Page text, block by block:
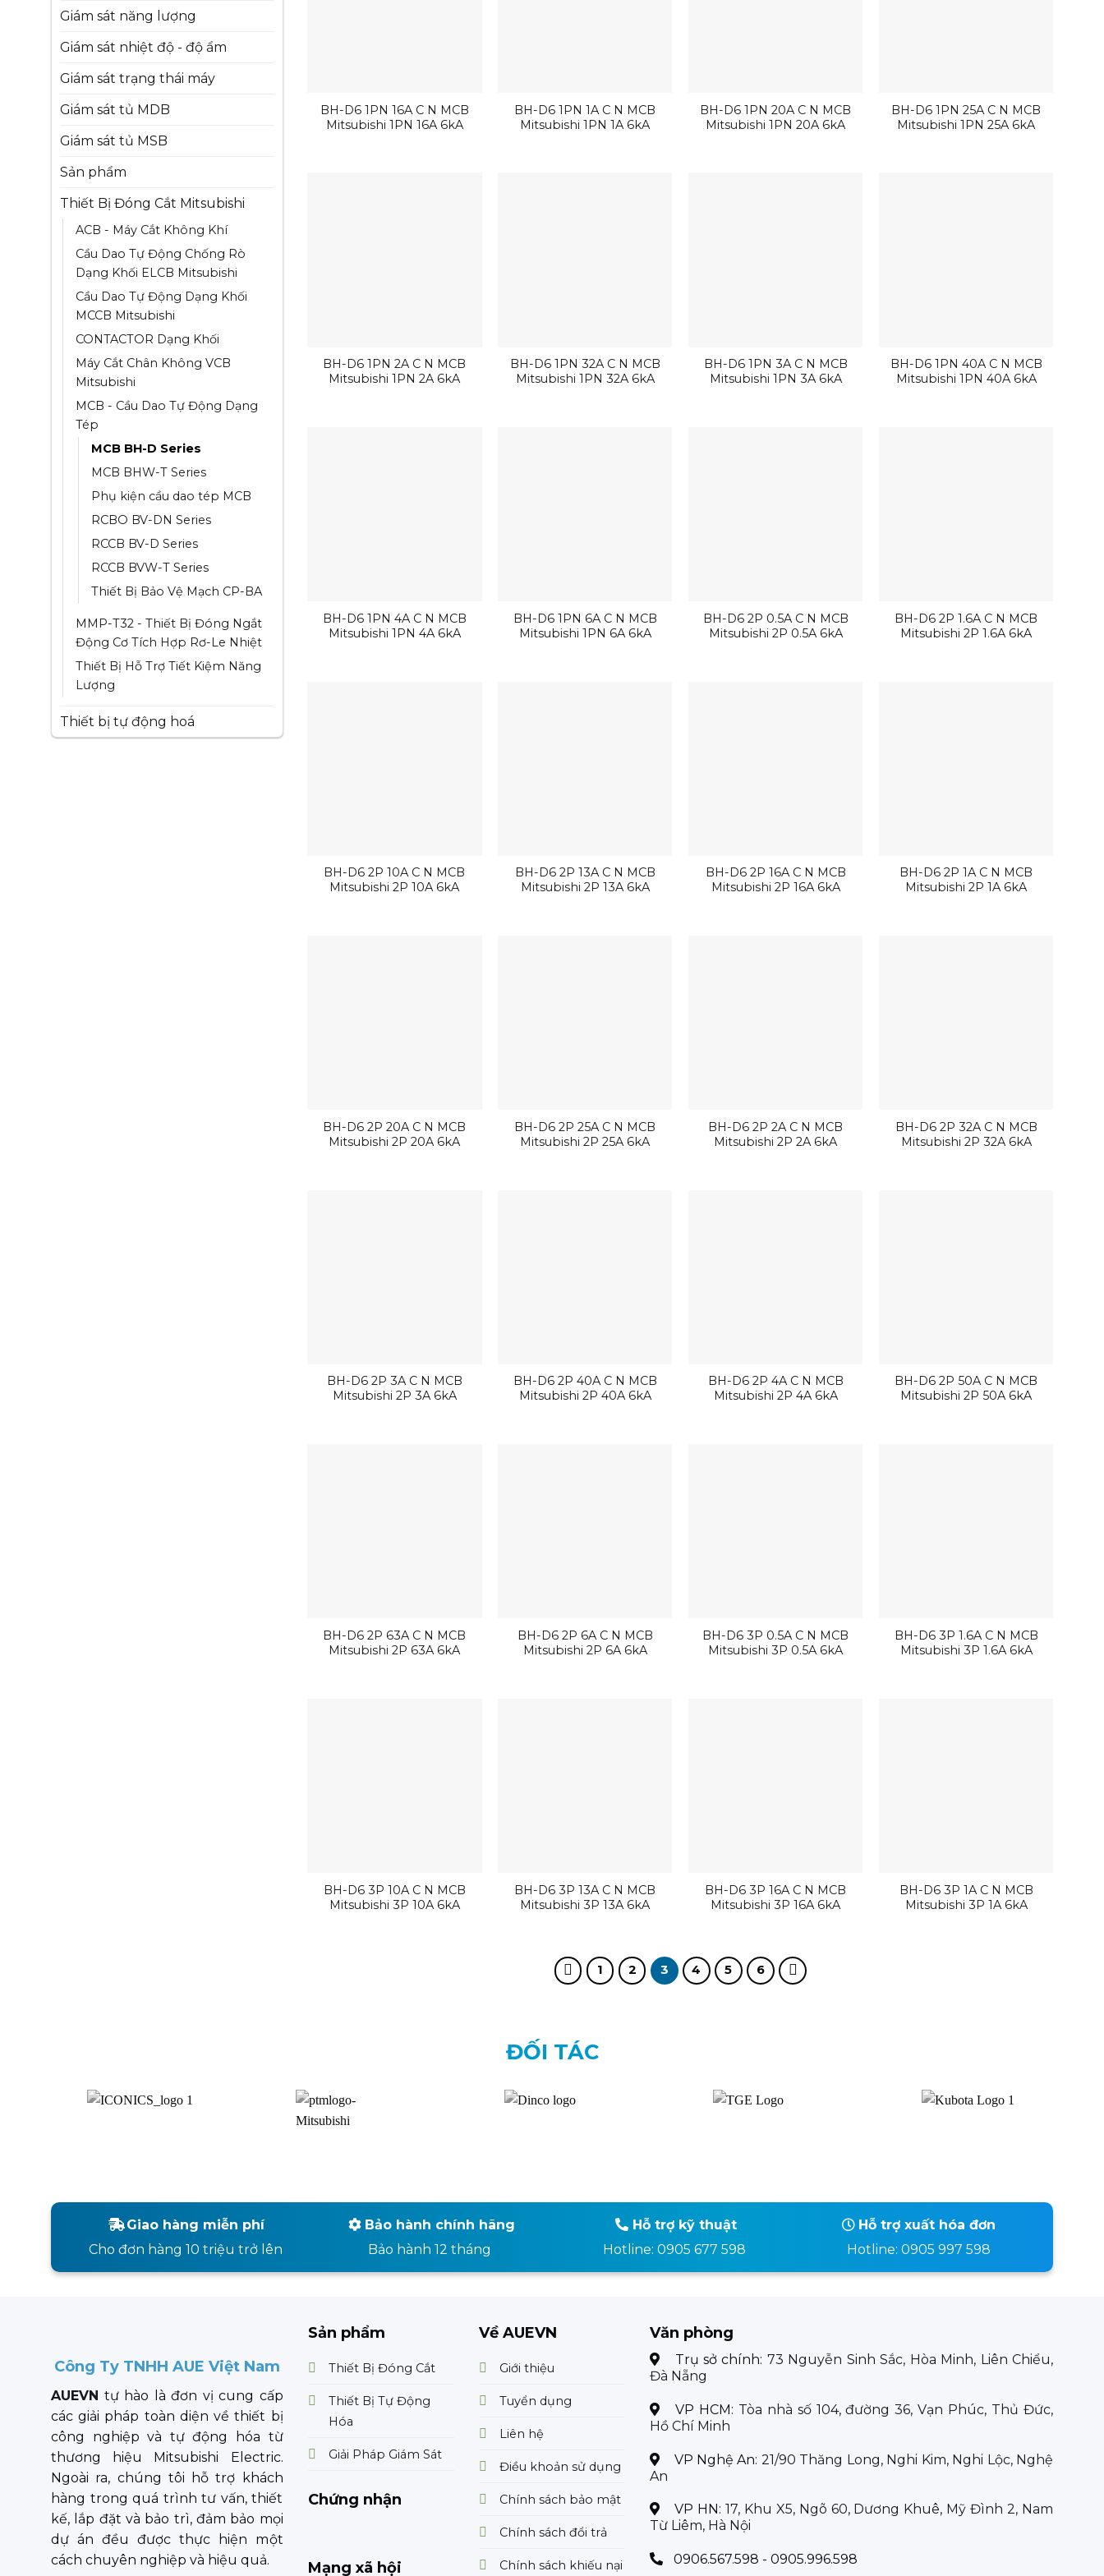
Giám sát năng lượng
Giám sát nhiệt độ - độ ẩm
Giám sát trạng thái máy
Giám sát tủ MDB
Giám sát tủ MSB
Sản phẩm
Thiết Bị Đóng Cắt Mitsubishi
ACB - Máy Cắt Không Khí
Cầu Dao Tự Động Chống Rò
Dạng Khối ELCB Mitsubishi
Cầu Dao Tự Động Dạng Khối
MCCB Mitsubishi
CONTACTOR Dạng Khối
Máy Cắt Chân Không VCB
Mitsubishi
MCB - Cầu Dao Tự Động Dạng
Tép
MCB BH-D Series
MCB BHW-T Series
Phụ kiện cầu dao tép MCB
RCBO BV-DN Series
RCCB BV-D Series
RCCB BVW-T Series
Thiết Bị Bảo Vệ Mạch CP-BA
MMP-T32 - Thiết Bị Đóng Ngắt
Động Cơ Tích Hợp Rơ-Le Nhiệt
Thiết Bị Hỗ Trợ Tiết Kiệm Năng
Lượng
Thiết bị tự động hoá
BH-D6 1PN 16A C N MCB
Mitsubishi 1PN 16A 6kA
BH-D6 1PN 1A C N MCB
Mitsubishi 1PN 1A 6kA
BH-D6 1PN 20A C N MCB
Mitsubishi 1PN 20A 6kA
BH-D6 1PN 25A C N MCB
Mitsubishi 1PN 25A 6kA
BH-D6 1PN 2A C N MCB
Mitsubishi 1PN 2A 6kA
BH-D6 1PN 32A C N MCB
Mitsubishi 1PN 32A 6kA
BH-D6 1PN 3A C N MCB
Mitsubishi 1PN 3A 6kA
BH-D6 1PN 40A C N MCB
Mitsubishi 1PN 40A 6kA
BH-D6 1PN 4A C N MCB
Mitsubishi 1PN 4A 6kA
BH-D6 1PN 6A C N MCB
Mitsubishi 1PN 6A 6kA
BH-D6 2P 0.5A C N MCB
Mitsubishi 2P 0.5A 6kA
BH-D6 2P 1.6A C N MCB
Mitsubishi 2P 1.6A 6kA
BH-D6 2P 10A C N MCB
Mitsubishi 2P 10A 6kA
BH-D6 2P 13A C N MCB
Mitsubishi 2P 13A 6kA
BH-D6 2P 16A C N MCB
Mitsubishi 2P 16A 6kA
BH-D6 2P 1A C N MCB
Mitsubishi 2P 1A 6kA
BH-D6 2P 20A C N MCB
Mitsubishi 2P 20A 6kA
BH-D6 2P 25A C N MCB
Mitsubishi 2P 25A 6kA
BH-D6 2P 2A C N MCB
Mitsubishi 2P 2A 6kA
BH-D6 2P 32A C N MCB
Mitsubishi 2P 32A 6kA
BH-D6 2P 3A C N MCB
Mitsubishi 2P 3A 6kA
BH-D6 2P 40A C N MCB
Mitsubishi 2P 40A 6kA
BH-D6 2P 4A C N MCB
Mitsubishi 2P 4A 6kA
BH-D6 2P 50A C N MCB
Mitsubishi 2P 50A 6kA
BH-D6 2P 63A C N MCB
Mitsubishi 2P 63A 6kA
BH-D6 2P 6A C N MCB
Mitsubishi 2P 6A 6kA
BH-D6 3P 0.5A C N MCB
Mitsubishi 3P 0.5A 6kA
BH-D6 3P 1.6A C N MCB
Mitsubishi 3P 1.6A 6kA
BH-D6 3P 10A C N MCB
Mitsubishi 3P 10A 6kA
BH-D6 3P 13A C N MCB
Mitsubishi 3P 13A 6kA
BH-D6 3P 16A C N MCB
Mitsubishi 3P 16A 6kA
BH-D6 3P 1A C N MCB
Mitsubishi 3P 1A 6kA
1 2 3 4 5 6
ĐỐI TÁC
Giao hàng miễn phí
Cho đơn hàng 10 triệu trở lên
Bảo hành chính hãng
Bảo hành 12 tháng
Hỗ trợ kỹ thuật
Hotline: 0905 677 598
Hỗ trợ xuất hóa đơn
Hotline: 0905 997 598
Công Ty TNHH AUE Việt Nam
AUEVN tự hào là đơn vị cung cấp
các giải pháp toàn diện về thiết bị
công nghiệp và tự động hóa từ
thương hiệu Mitsubishi Electric.
Ngoài ra, chúng tôi hỗ trợ khách
hàng trong quá trình tư vấn, thiết
kế, lắp đặt và bảo trì, đảm bảo mọi
dự án đều được thực hiện một
cách chuyên nghiệp và hiệu quả.
Sản phẩm
Thiết Bị Đóng Cắt
Thiết Bị Tự Động
Hóa
Giải Pháp Giám Sát
Chứng nhận
Mạng xã hội
Về AUEVN
Giới thiệu
Tuyển dụng
Liên hệ
Điều khoản sử dụng
Chính sách bảo mật
Chính sách đổi trả
Chính sách khiếu nại
Văn phòng
Trụ sở chính: 73 Nguyễn Sinh Sắc, Hòa Minh, Liên Chiểu,
Đà Nẵng
VP HCM: Tòa nhà số 104, đường 36, Vạn Phúc, Thủ Đức,
Hồ Chí Minh
VP Nghệ An: 21/90 Thăng Long, Nghi Kim, Nghi Lộc, Nghệ
An
VP HN: 17, Khu X5, Ngõ 60, Dương Khuê, Mỹ Đình 2, Nam
Từ Liêm, Hà Nội
0906.567.598 - 0905.996.598